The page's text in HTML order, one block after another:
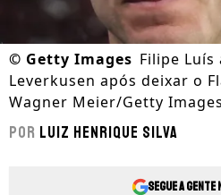
© Getty Images Filipe Luís
Leverkusen após deixar o
Wagner Meier/Getty
Por Luiz Henrique Silva
Segue a gente